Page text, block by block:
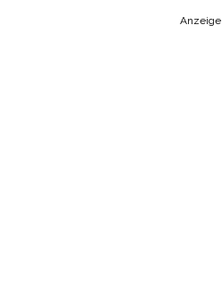
Anzeige